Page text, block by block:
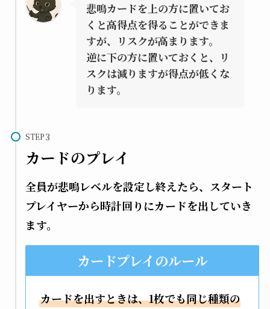
悲鳴カードを上の方に置いてお
くと高得点を得ることができま
すが、リスクが高まります。
逆に下の方に置いておくと、リ
スクは減りますが得点が低くな
ります。
STEP
カードのプレイ
全員が悲鳴レベルを設定し終えたら、スタート
プレイヤーから時計回りにカードを出していき
ます。
カードプレイのルール
カードを出すときは、1枚でも同じ種類の